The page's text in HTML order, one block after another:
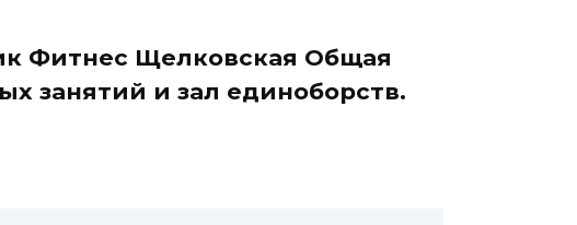
Фитнес Щелковская Общая
занятий и зал единоборств.